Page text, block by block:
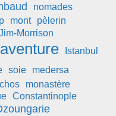
nomades
mont
pèlerin
Morrison
aventure Istanbul
soie
medersa
monastère
Constantinople